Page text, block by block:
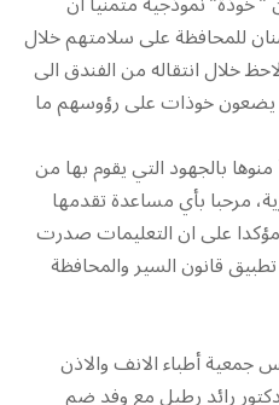
للمحافظة على سلامتهم خلال
خلال انتقاله من الفندق الى
يضعون خوذات على رؤوسهم ما
وحيا الرئيس عون السيد TODT منوها بالجهود التي يقوم بها من
مرحبا بأي مساعدة تقدمها
على ان التعليمات صدرت
قانون السير والمحافظة
أطباء الانف والاذن